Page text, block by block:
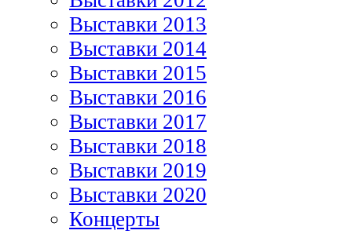
Выставки 2013
Выставки 2014
Выставки 2015
Выставки 2016
Выставки 2017
Выставки 2018
Выставки 2019
Выставки 2020
Концерты